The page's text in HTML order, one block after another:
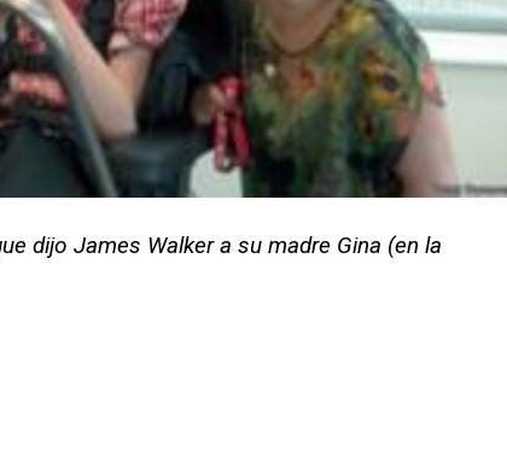
dijo James Walker a su madre Gina (en la